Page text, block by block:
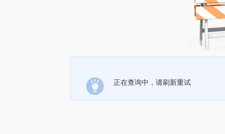
正在查询中，请刷新重试